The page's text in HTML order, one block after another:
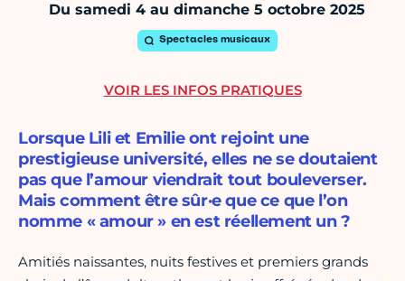
Du samedi 4 au dimanche 5 octobre 2025
Spectacles musicaux
Lorsque Lili et Emilie ont rejoint une
prestigieuse université, elles ne se doutaient
pas que l’amour viendrait tout bouleverser.
Mais comment être sûr·e que ce que l’on
nomme « amour » en est réellement un ?
Amitiés naissantes, nuits festives et premiers grands
VOIR LES INFOS PRATIQUES